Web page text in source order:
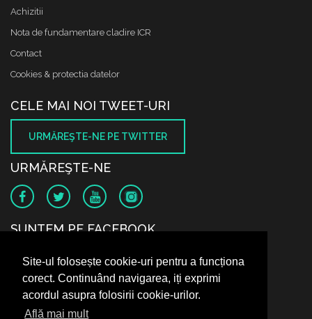
Site-ul folosește cookie-uri pentru a funcționa
corect. Continuând navigarea, iți exprimi
acordul asupra folosirii cookie-urilor.
Află mai mult
Achizitii
Nota de fundamentare cladire ICR
Contact
Cookies & protectia datelor
CELE MAI NOI TWEET-URI
URMĂREŞTE-NE PE TWITTER
URMĂREŞTE-NE
SUNTEM PE FACEBOOK